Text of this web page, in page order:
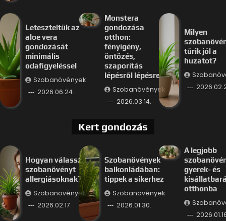
Leteszteltük az
aloe vera
gondozását
minimális
odafigyeléssel
Szobanövények
2026.06.24.
Monstera
gondozása
otthon:
fényigény,
öntözés,
szaporítás
lépésről lépésre
Szobanövények
2026.03.14.
Milyen
tűrik jól a
huzatot?
Kert gondozás
Hogyan válassz
szobanövényt
allergiásoknak?
Szobanövények
2026.02.17.
Szobanövények
balkonládában:
tippek a sikerhez
Szobanövények
2026.01.30.
A legjobb
gyerek- és
otthonba